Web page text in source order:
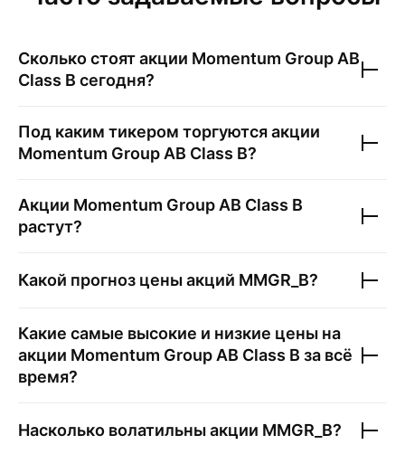
Сколько стоят акции Momentum Group AB
Class B сегодня?
Под каким тикером торгуются акции
Momentum Group AB Class B?
Акции Momentum Group AB Class B
растут?
Какой прогноз цены акций MMGR_B?
Какие самые высокие и низкие цены на
акции Momentum Group AB Class B за всё
время?
Насколько волатильны акции MMGR_B?